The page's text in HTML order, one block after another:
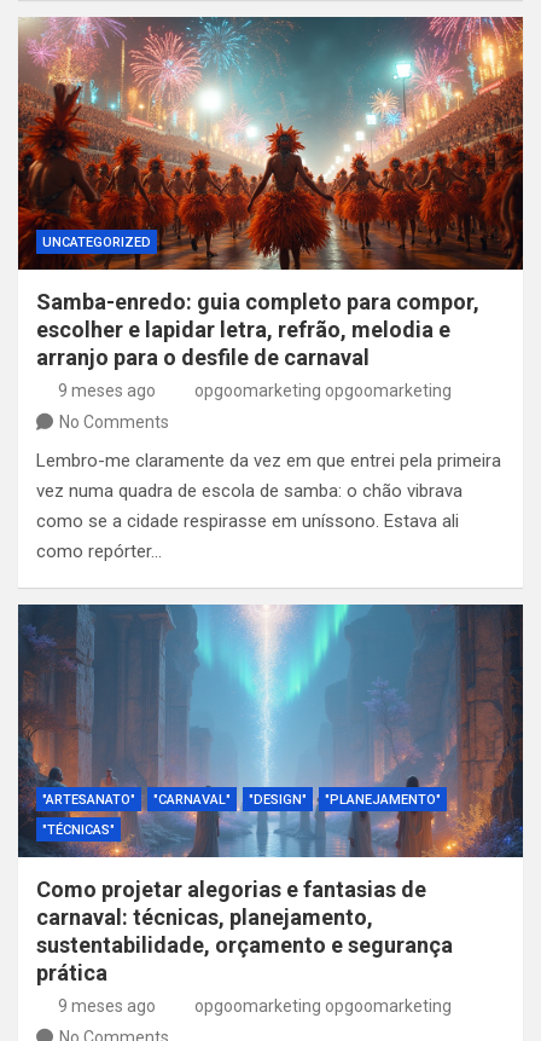
UNCATEGORIZED
Samba-enredo: guia completo para compor,
escolher e lapidar letra, refrão, melodia e
arranjo para o desfile de carnaval
9 meses ago
opgoomarketing opgoomarketing
No Comments
Lembro-me claramente da vez em que entrei pela primeira
vez numa quadra de escola de samba: o chão vibrava
como se a cidade respirasse em uníssono. Estava ali
como repórter…
"ARTESANATO" "CARNAVAL" "DESIGN"
"PLANEJAMENTO"
"TÉCNICAS"
Como projetar alegorias e fantasias de
carnaval: técnicas, planejamento,
sustentabilidade, orçamento e segurança
prática
9 meses ago
opgoomarketing opgoomarketing